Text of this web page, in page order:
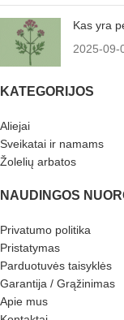
Kas yra
2025-09-
KATEGORIJOS
Aliejai
Sveikatai ir namams
Žolelių arbatos
NAUDINGOS
Privatumo politika
Pristatymas
Parduotuvės taisyklės
Garantija / Grąžinimas
Apie mus